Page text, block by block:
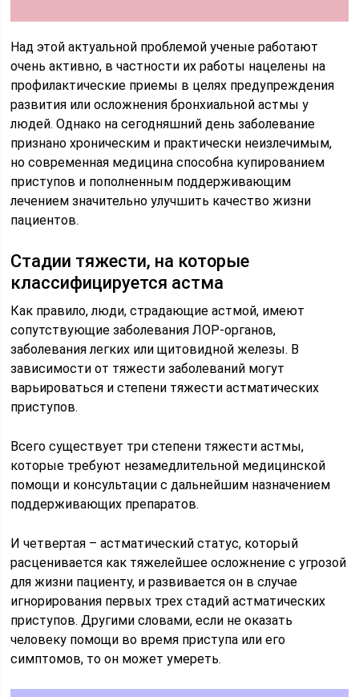
Над этой актуальной проблемой ученые работают
очень активно, в частности их работы нацелены на
профилактические приемы в целях предупреждения
развития или осложнения бронхиальной астмы у
людей. Однако на сегодняшний день заболевание
признано хроническим и практически неизлечимым,
но современная медицина способна купированием
приступов и пополненным поддерживающим
лечением значительно улучшить качество жизни
пациентов.
Стадии тяжести, на которые
классифицируется астма
Как правило, люди, страдающие астмой, имеют
сопутствующие заболевания ЛОР-органов,
заболевания легких или щитовидной железы. В
зависимости от тяжести заболеваний могут
варьироваться и степени тяжести астматических
приступов.
Всего существует три степени тяжести астмы,
которые требуют незамедлительной медицинской
помощи и консультации с дальнейшим назначением
поддерживающих препаратов.
И четвертая – астматический статус, который
расценивается как тяжелейшее осложнение с угрозой
для жизни пациенту, и развивается он в случае
игнорирования первых трех стадий астматических
приступов. Другими словами, если не оказать
человеку помощи во время приступа или его
симптомов, то он может умереть.